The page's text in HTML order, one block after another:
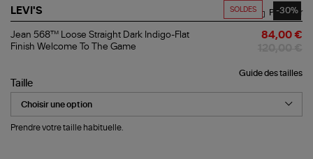
SOLDES -30%
LEVI'S
Jean
568™
Dark
Indigo-
Flat
Finish
To
Partager
Jean 568™ Loose Straight Dark Indigo-Flat
Finish Welcome To The Game
84,00 €
Guide des tailles
Taille
Prendre votre taille habituelle.